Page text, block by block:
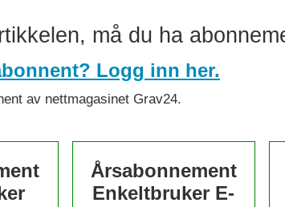
må du ha
Logg inn her.
av nettmagasinet Grav24.
Årsabonnement
Enkeltbruker E-